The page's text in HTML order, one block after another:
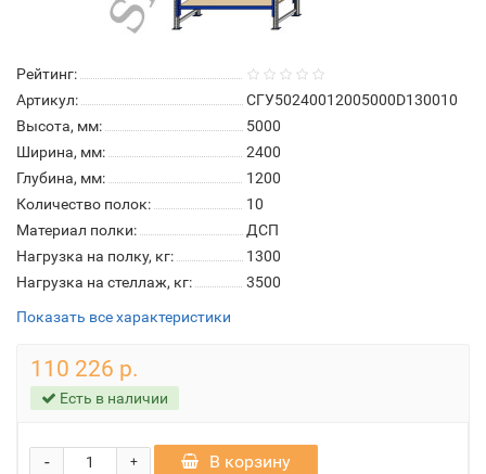
Рейтинг:
Артикул:
СГУ50240012005000D130010
Высота, мм:
5000
Ширина, мм:
2400
Глубина, мм:
1200
Количество полок:
10
Материал полки:
ДСП
Нагрузка на полку, кг:
1300
Нагрузка на стеллаж, кг:
3500
Показать все характеристики
110 226 р.
Есть в наличии
+
- В корзину